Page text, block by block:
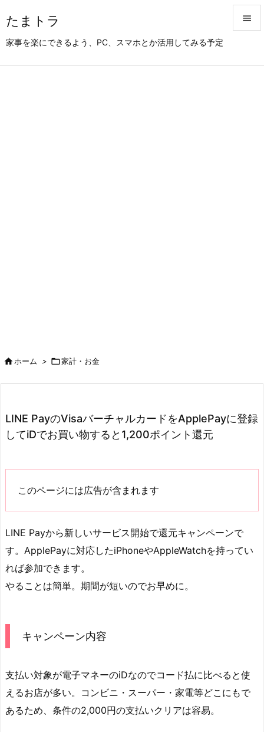
たまトラ
家事を楽にできるよう、PC、スマホとか活用してみる予定

ホーム > 家計・お金
LINE PayのVisaバーチャルカードをApplePayに登録
してiDでお買い物すると1,200ポイント還元
このページには広告が含まれます
LINE Payから新しいサービス開始で還元キャンペーンで
す。ApplePayに対応したiPhoneやAppleWatchを持ってい
れば参加できます。
やることは簡単。期間が短いのでお早めに。
キャンペーン内容
支払い対象が電子マネーのiDなのでコード払に比べると使
えるお店が多い。コンビニ・スーパー・家電等どこにもで
あるため、条件の2,000円の支払いクリアは容易。